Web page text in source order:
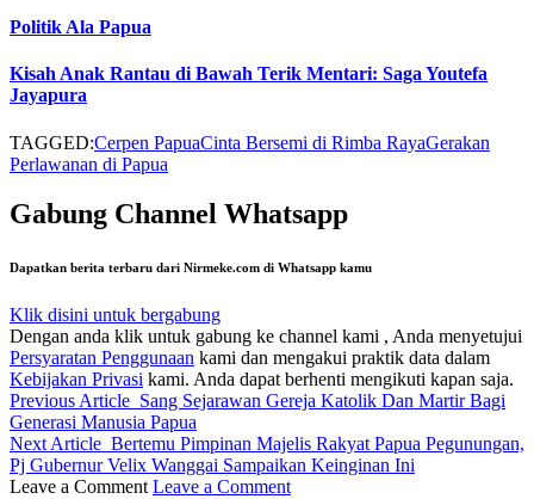
Politik Ala Papua
Kisah Anak Rantau di Bawah Terik Mentari: Saga Youtefa
Jayapura
TAGGED:Cerpen PapuaCinta Bersemi di Rimba RayaGerakan
Perlawanan di Papua
Gabung Channel Whatsapp
Dapatkan berita terbaru dari Nirmeke.com di Whatsapp kamu
Klik disini untuk bergabung
Dengan anda klik untuk gabung ke channel kami , Anda menyetujui
Persyaratan Penggunaan kami dan mengakui praktik data dalam
Kebijakan Privasi kami. Anda dapat berhenti mengikuti kapan saja.
Previous Article Sang Sejarawan Gereja Katolik Dan Martir Bagi
Generasi Manusia Papua
Next Article Bertemu Pimpinan Majelis Rakyat Papua Pegunungan,
Pj Gubernur Velix Wanggai Sampaikan Keinginan Ini
Leave a Comment Leave a Comment